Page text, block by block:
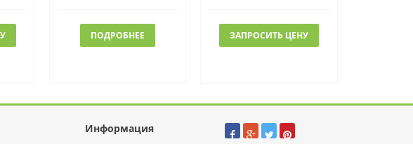
ПОДРОБНЕЕ ЗАПРОСИТЬ ЦЕНУ
Информация